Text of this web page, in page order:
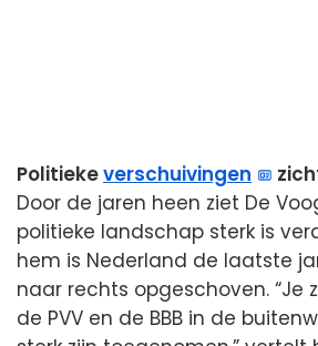
Politiekeverschuivingen
Door de jaren heen ziet De
politieke landschap sterk is
hem is Nederland de laatste
naar rechts opgeschoven. “Je
de PVV en de BBB in de